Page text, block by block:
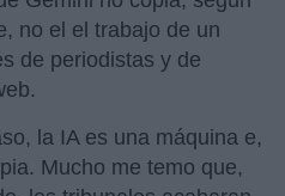
no el el trabajo de un
de periodistas y de
la IA es una máquina e,
Mucho me temo que,